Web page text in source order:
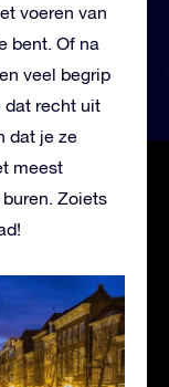
voeren van
bent. Of na
veel begrip
dat recht uit
dat je ze
meest
Zoiets